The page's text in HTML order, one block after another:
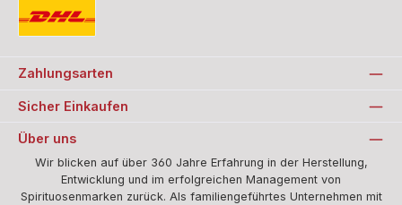
Zahlungsarten
Sicher Einkaufen
Über uns
Wir blicken auf über 360 Jahre Erfahrung in der Herstellung,
Entwicklung und im erfolgreichen Management von
Spirituosenmarken zurück. Als familiengeführtes Unternehmen mit